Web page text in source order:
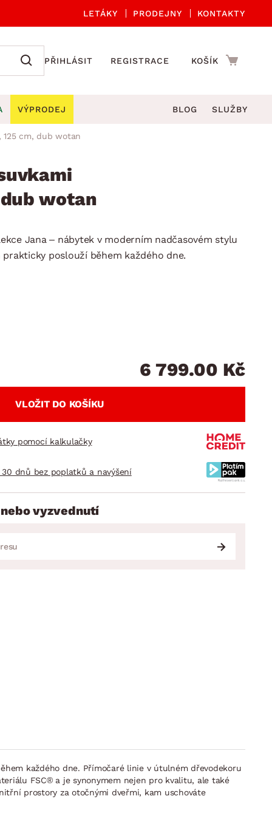
LETÁKY PRODEJNY KONTAKTY
PŘIHLÁSIT REGISTRACE KOŠÍK
Zobrazit vše
židle a křesla
Zahradní lavice
houpačky
lehátka
VÝPRODEJ BLOG SLUŽBY
125 cm, dub wotan
wotan
Jana – nábytek v moderním nadčasovém stylu
poslouží během každého dne.
6 799.00 Kč
VLOŽIT DO KOŠÍKU
pomocí kalkulačky
dnů bez poplatků a navýšení
vyzvednutí
každého dne. Přímočaré linie v útulném dřevodekoru
FSC® a je synonymem nejen pro kvalitu, ale také
prostory za otočnými dveřmi, kam uschováte